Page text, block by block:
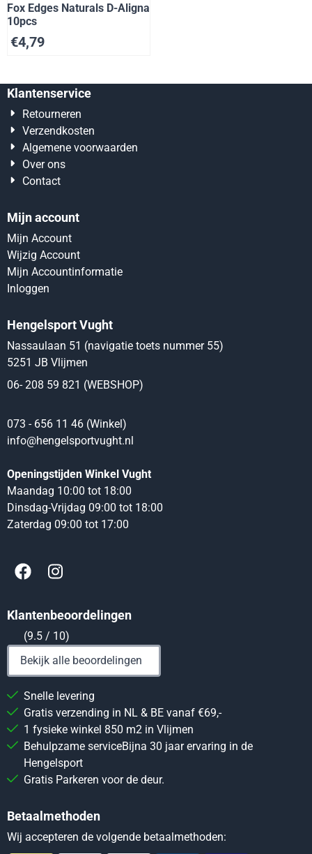
Fox Edges Naturals D-Aligna
10pcs
€4,79
Klantenservice
Retourneren
Verzendkosten
Algemene voorwaarden
Over ons
Contact
Mijn account
Mijn Account
Wijzig Account
Mijn Accountinformatie
Inloggen
Hengelsport Vught
Nassaulaan 51 (navigatie toets nummer 55)
5251 JB Vlijmen
06- 208 59 821 (WEBSHOP)
073 - 656 11 46 (Winkel)
info@hengelsportvught.nl
Openingstijden Winkel Vught
Maandag 10:00 tot 18:00
Dinsdag-Vrijdag 09:00 tot 18:00
Zaterdag 09:00 tot 17:00
Klantenbeoordelingen
(9.5 / 10)
Bekijk alle beoordelingen
Snelle levering
Gratis verzending in NL & BE vanaf €69,-
1 fysieke winkel 850 m2 in Vlijmen
Behulpzame serviceBijna 30 jaar ervaring in de
Hengelsport
Gratis Parkeren voor de deur.
Betaalmethoden
Wij accepteren de volgende betaalmethoden: